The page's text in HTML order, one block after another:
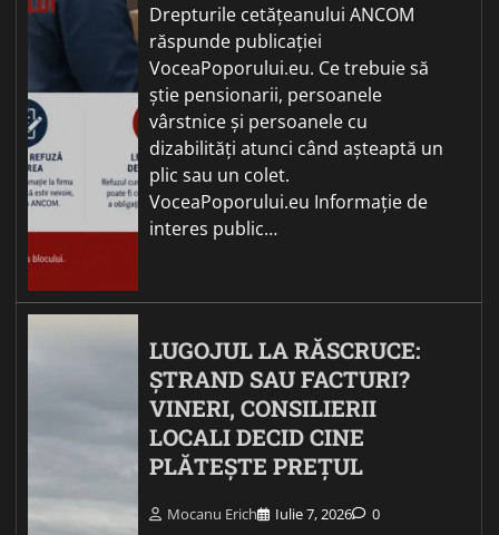
Drepturile cetățeanului ANCOM
răspunde publicației
VoceaPoporului.eu. Ce trebuie să
știe pensionarii, persoanele
vârstnice și persoanele cu
dizabilități atunci când așteaptă un
plic sau un colet.
VoceaPoporului.eu Informație de
interes public…
LUGOJUL LA RĂSCRUCE:
ȘTRAND SAU FACTURI?
VINERI, CONSILIERII
LOCALI DECID CINE
PLĂTEȘTE PREȚUL
Mocanu Erich Iulie 7, 2026 0